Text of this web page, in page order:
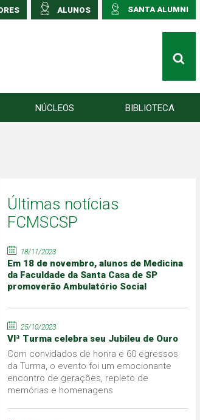
SANTA ALUMNI
ALUNOS
NÚCLEOS BIBLIOTECA
Últimas notícias
FCMSCSP
18/11/2023
Em 18 de novembro, alunos de Medicina
da Faculdade da Santa Casa de SP
promoverão Ambulatório Social
25/10/2023
VIª Turma celebra seu Jubileu de Ouro
Com convidados de honra e 60 egressos
da Turma, o evento foi um emocionante
encontro de gerações, repleto de
memórias e homenagens